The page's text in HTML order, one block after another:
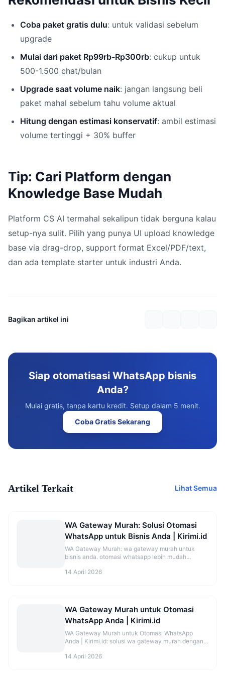
Coba paket gratis dulu: untuk validasi sebelum
upgrade
Mulai dari paket Rp99rb-Rp300rb: cukup untuk
500-1.500 chat/bulan
Upgrade saat volume naik: jangan langsung beli
paket mahal sebelum tahu volume aktual
Hitung dengan estimasi konservatif: ambil estimasi
volume tertinggi + 30% buffer
Tip: Cari Platform dengan
Knowledge Base Mudah
Platform CS AI termahal sekalipun tidak berguna kalau
setup-nya sulit. Pilih yang punya UI upload knowledge
base via drag-drop, support format Excel/PDF/text,
dan ada template starter untuk industri Anda.
Bagikan artikel ini
Siap otomatisasi WhatsApp bisnis
Anda?
Mulai gratis, tanpa kartu kredit. Setup dalam 5 menit.
Coba Gratis Sekarang
Artikel Terkait Lihat Semua
WA Gateway Murah: Solusi Otomasi
WhatsApp untuk Bisnis Anda | Kirimi.id
WA Gateway Murah: wa gateway murah untuk
bisnis anda. otomasi whatsapp lebih mudah
14 April 2026
WA Gateway Murah untuk Otomasi
WhatsApp Anda | Kirimi.id
WA Gateway Murah untuk Otomasi WhatsApp
Anda | Kirimi.id: solusi wa gateway murah dengan
dengan otomasi whatsapp.
14 April 2026